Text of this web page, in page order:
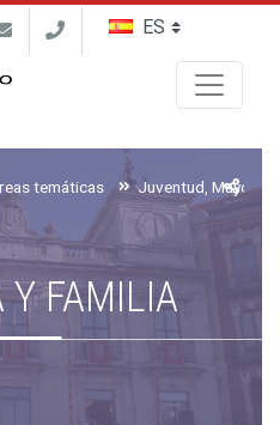
temáticas
Y FAMILIA